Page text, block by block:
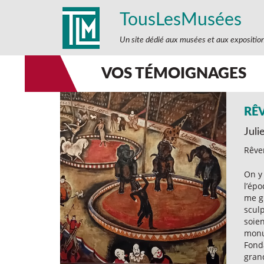
TousLesMusées
Un site dédié aux musées et aux
VOS TÉMOIGNAGES
On
me